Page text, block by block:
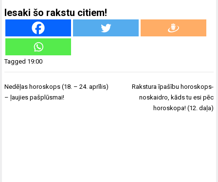
Iesaki šo rakstu citiem!
Tagged 19:00
Ziņu
izvēlne
Nedēļas horoskops (18. – 24. aprīlis)
– ļaujies pašplūsmai!
Rakstura īpašību horoskops-
noskaidro, kāds tu esi pēc
horoskopa! (12. daļa)